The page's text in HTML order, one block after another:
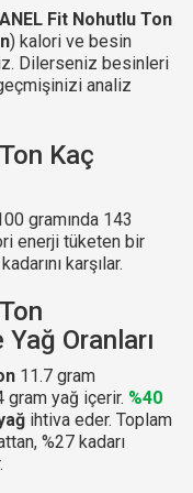
Fit Nohutlu Ton
) kalori ve besin
Dilerseniz besinleri
analiz
Kaç
gramında 143
enerji tüketen bir
karşılar.
Oranları
11.7 gram
gram yağ içerir. %40
ihtiva eder. Toplam
%27 kadarı